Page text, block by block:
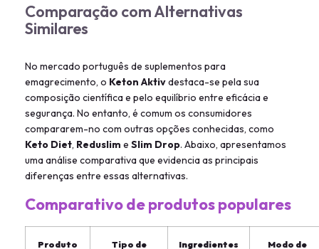
Comparação com Alternativas
Similares
No mercado português de suplementos para
emagrecimento, o Keton Aktivdestaca-se pela sua
composição científica e pelo equilíbrio entre eficácia e
segurança. No entanto, é comum os consumidores
compararem-no com outras opções conhecidas, como
Keto Diet, Reduslim e Slim Drop. Abaixo, apresentamos
uma análise comparativa que evidencia as principais
diferenças entre essas alternativas.
Comparativo de produtos populares
Produto Tipo de Ingredientes Modo de